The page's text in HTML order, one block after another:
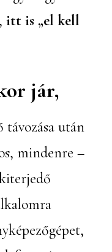
itt is „el kell
jár,
távozása után
mindenre –